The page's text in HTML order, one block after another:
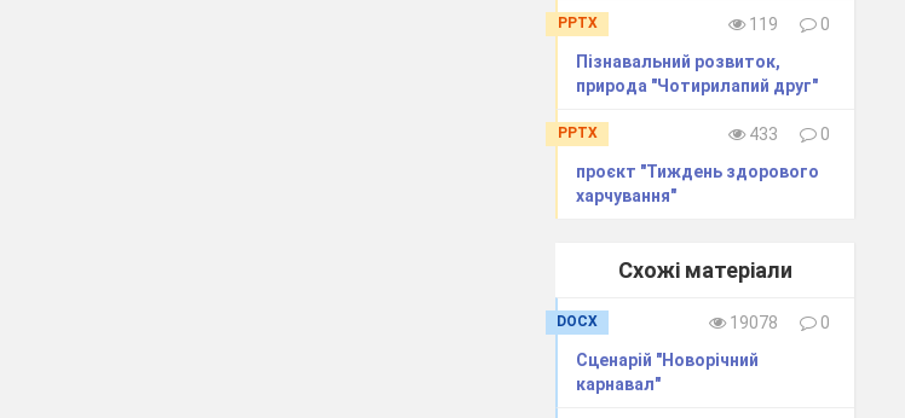
PPTX 119
0
Пізнавальний розвиток,
природа "Чотирилапий друг"
PPTX 433
0
проєкт "Тиждень здорового
харчування"
Схожі матеріали
DOCX 19078
0
Сценарій "Новорічний
карнавал"